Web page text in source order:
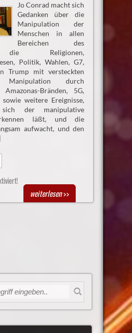
Jo Conrad macht sich
Gedanken über die
Manipulation der
Menschen in allen
Bereichen des
die Religionen,
Politik, Wahlen, G7,
Trump mit versteckten
Manipulation durch
Bränden, 5G,
sowie weitere Ereignisse,
der manipulative
läßt, und die
aufwacht, und den
weiterlesen>>